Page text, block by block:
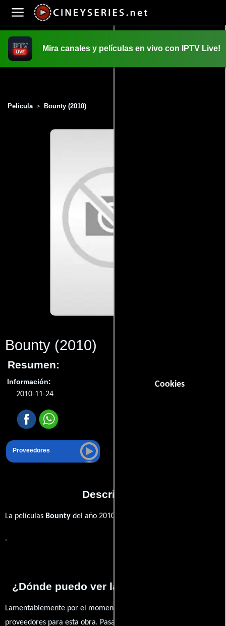
Cookies
Mira canales y películas en vivo con IPTV Live!
Película > Bounty (2010)
Bounty (2010)
Resumen:
Información:
2010-11-24
Proveedores
Descripción
La películas Bounty del año 2010,
.
¿Dónde puedo ver la películas Bounty?
Lamentablemente por el momento no contamos con enlaces a
proveedores para esta obra. Pasa por nuestro catálogo de